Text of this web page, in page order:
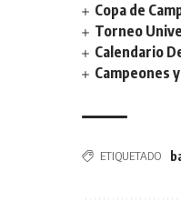
Copa de
Torneo
Calendario
Campeones
ETIQUETADO